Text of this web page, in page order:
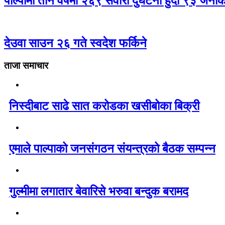
देउवा साउन २६ गते स्वदेश फर्किने
ताजा समाचार
निस्दीबाट साढे सात करोडका खसीबोका बिक्री
एमाले पाल्पाको जनसंगठन संयन्त्रको बैठक सम्पन्न
गुल्मीमा लगातार बेवारिसे भरुवा बन्दुक बरामद